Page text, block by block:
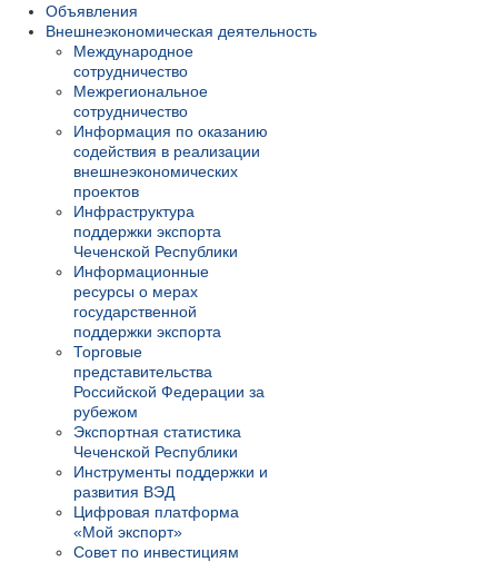
Объявления
Внешнеэкономическая деятельность
Международное
сотрудничество
Межрегиональное
сотрудничество
Информация по оказанию
содействия в реализации
внешнеэкономических
проектов
Инфраструктура
поддержки экспорта
Чеченской Республики
Информационные
ресурсы о мерах
государственной
поддержки экспорта
Торговые
представительства
Российской Федерации за
рубежом
Экспортная статистика
Чеченской Республики
Инструменты поддержки и
развития ВЭД
Цифровая платформа
«Мой экспорт»
Совет по инвестициям